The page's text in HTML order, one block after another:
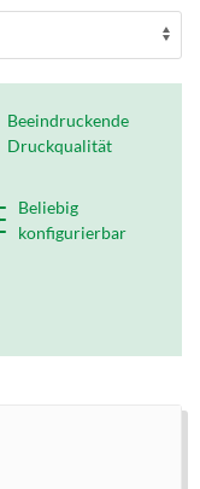
Beeindruckende
Druckqualität
Beliebig
konfigurierbar